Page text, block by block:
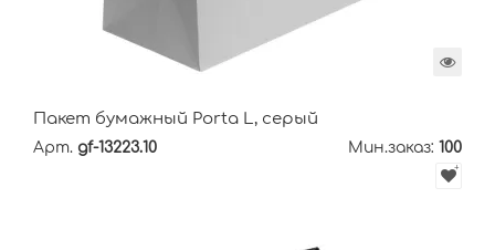
Пакет бумажный Porta L, серый
Арт. gf-13223.10 Мин.заказ: 100